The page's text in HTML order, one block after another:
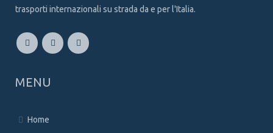
trasporti internazionali su strada da e per l'Italia.
MENU
Home